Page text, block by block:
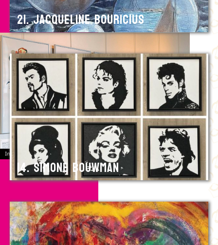
21. Jacqueline Bouricius
14. Simone Bouwman